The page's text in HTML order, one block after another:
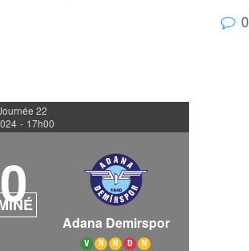
0
22
- 17h00
0
Adana Demirspor
V N N D N